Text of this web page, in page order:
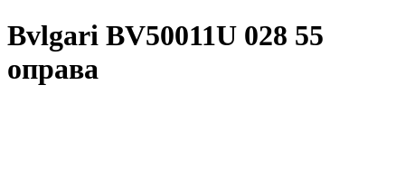
Bvlgari BV50011U 028 55
оправа